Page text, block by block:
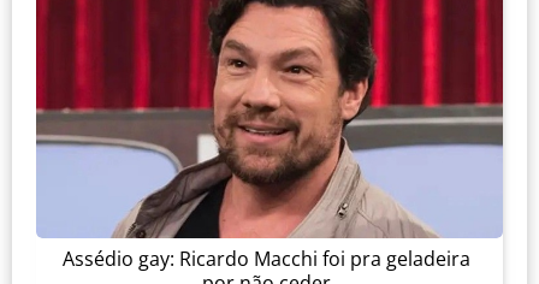
Assédio gay: Ricardo Macchi foi pra geladeira